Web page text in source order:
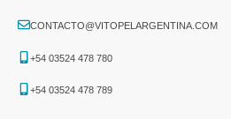
CONTACTO@VITOPELARGENTINA.COM
+54 03524 478 780​
+54 03524 478 789​